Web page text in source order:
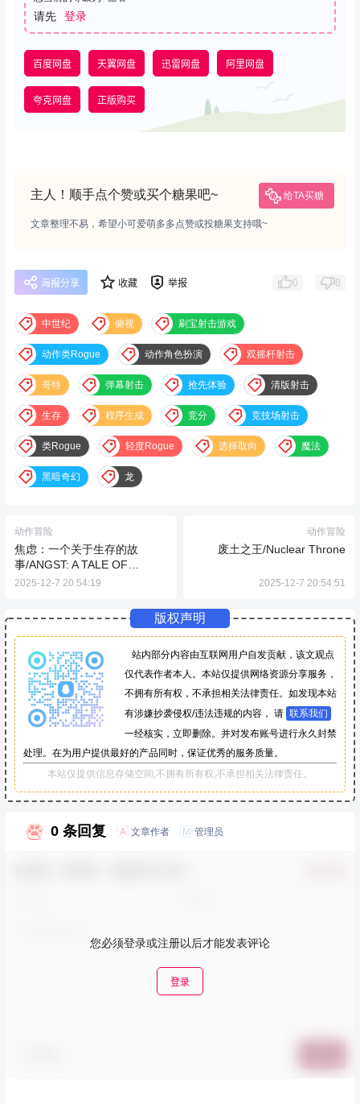
请先 登录
百度网盘 天翼网盘 迅雷网盘 阿里网盘
夸克网盘 正版购买
主人！顺手点个赞或买个糖果吧~ 给TA买糖
文章整理不易，希望小可爱萌多多点赞或投糖果支持哦~
海报分享 收藏 举报 0 0
中世纪 俯视 刷宝射击游戏
动作类Rogue 动作角色扮演 双摇杆射击
哥特 弹幕射击 抢先体验 清版射击
生存 程序生成 竞分 竞技场射击
类Rogue 轻度Rogue 选择取向 魔法
黑暗奇幻 龙
动作冒险
焦虑：一个关于生存的故
事/ANGST: A TALE OF
SURVIVAL
2025-12-7 20:54:19
动作冒险
废土之王/Nuclear Throne
2025-12-7 20:54:51
版权声明
站内部分内容由互联网用户自发贡献，该文观点
仅代表作者本人。本站仅提供网络资源分享服务，
不拥有所有权，不承担相关法律责任。如发现本站
有涉嫌抄袭侵权/违法违规的内容， 请 联系我们
一经核实，立即删除。并对发布账号进行永久封禁
处理。在为用户提供最好的产品同时，保证优秀的服务质量。
本站仅提供信息存储空间,不拥有所有权,不承担相关法律责任。
0 条回复 A 文章作者 M 管理员
您必须登录或注册以后才能发表评论
登录